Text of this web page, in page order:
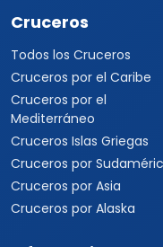
Viajes a Australia
Viajes a Asia
Viajes a Corea del Sur
Viajes a Tailandia
Viajes a India
Cruceros
Todos los Cruceros